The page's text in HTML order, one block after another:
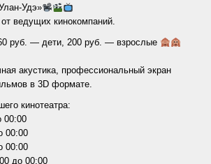
Удэ»
ведущих кинокомпаний.
руб. — дети, 200 руб. — взрослые
акустика, профессиональный экран
в 3D формате.
кинотеатра:
00:00
00:00
00:00
до 00:00